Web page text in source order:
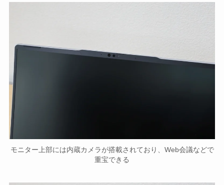
モニター上部には内蔵カメラが搭載されており、Web会議などで
重宝できる